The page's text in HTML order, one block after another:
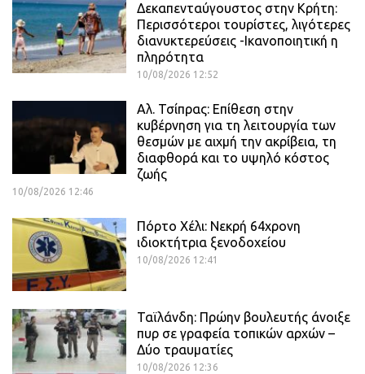
Δεκαπενταύγουστος στην Κρήτη:
Περισσότεροι τουρίστες, λιγότερες
διανυκτερεύσεις -Ικανοποιητική η
πληρότητα
10/08/2026 12:52
Αλ. Τσίπρας: Επίθεση στην
κυβέρνηση για τη λειτουργία των
θεσμών με αιχμή την ακρίβεια, τη
διαφθορά και το υψηλό κόστος
ζωής
10/08/2026 12:46
Πόρτο Χέλι: Νεκρή 64χρονη
ιδιοκτήτρια ξενοδοχείου
10/08/2026 12:41
Ταϊλάνδη: Πρώην βουλευτής άνοιξε
πυρ σε γραφεία τοπικών αρχών –
Δύο τραυματίες
10/08/2026 12:36